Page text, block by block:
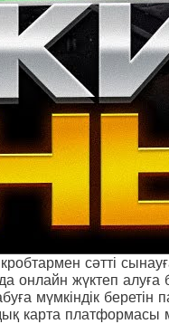
сәтті
онлайн жүктеп
мүмкіндік беретін
карта